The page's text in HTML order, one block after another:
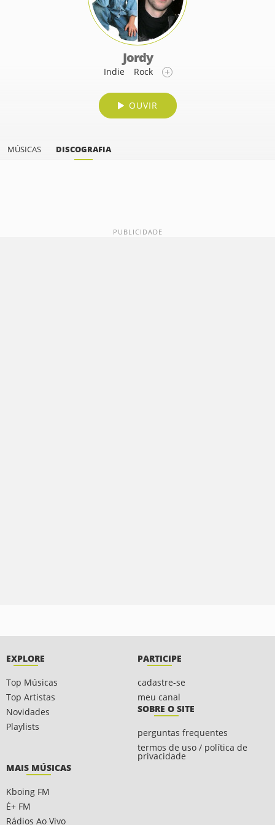
Jordy
Indie Rock
OUVIR
MÚSICAS DISCOGRAFIA
EXPLORE
Top Músicas
Top Artistas
Novidades
Playlists
PARTICIPE
cadastre-se
meu canal
SOBRE O SITE
perguntas frequentes
termos de uso / política de
privacidade
MAIS MÚSICAS
Kboing FM
É+ FM
Rádios Ao Vivo